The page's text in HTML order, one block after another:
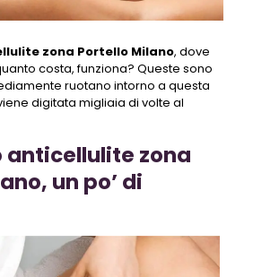
zona Portello Milano, dove
costa, funziona? Queste sono
ruotano intorno a questa
digitata migliaia di volte al
anticellulite zona
un po’ di